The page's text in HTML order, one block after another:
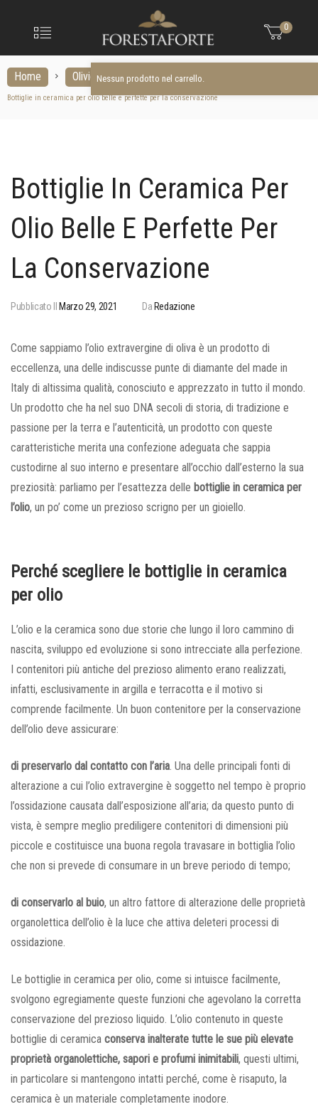
Menu
extravergine
0
Nessun prodotto nel carrello.
Home Olivicoltura
Bottiglie in ceramica per olio belle e perfette per la conservazione
Pubblicato IlMarzo 29, 2021 DaRedazione
Bottiglie In Ceramica Per
Olio Belle E Perfette Per
La Conservazione
Come sappiamo l’olio extravergine di oliva è un prodotto di
eccellenza, una delle indiscusse punte di diamante del made in
Italy di altissima qualità, conosciuto e apprezzato in tutto il mondo.
Un prodotto che ha nel suo DNA secoli di storia, di tradizione e
passione per la terra e l’autenticità, un prodotto con queste
caratteristiche merita una confezione adeguata che sappia
custodirne al suo interno e presentare all’occhio dall’esterno la sua
preziosità: parliamo per l’esattezza delle bottiglie in ceramica per
l’olio, un po’ come un prezioso scrigno per un gioiello.
Perché scegliere le bottiglie in ceramica
per olio
L’olio e la ceramica sono due storie che lungo il loro cammino di
nascita, sviluppo ed evoluzione si sono intrecciate alla perfezione.
I contenitori più antiche del prezioso alimento erano realizzati,
infatti, esclusivamente in argilla e terracotta e il motivo si
comprende facilmente. Un buon contenitore per la conservazione
dell’olio deve assicurare:
di preservarlo dal contatto con l’aria . Una delle principali fonti di
alterazione a cui l’olio extravergine è soggetto nel tempo è proprio
l’ossidazione causata dall’esposizione all’aria; da questo punto di
vista, è sempre meglio prediligere contenitori di dimensioni più
piccole e costituisce una buona regola travasare in bottiglia l’olio
che non si prevede di consumare in un breve periodo di tempo;
di conservarlo al buio, un altro fattore di alterazione delle proprietà
organolettica dell’olio è la luce che attiva deleteri processi di
ossidazione.
Le bottiglie in ceramica per olio, come si intuisce facilmente,
svolgono egregiamente queste funzioni che agevolano la corretta
conservazione del prezioso liquido. L’olio contenuto in queste
bottiglie di ceramica conserva inalterate tutte le sue più elevate
proprietà organolettiche, sapori e profumi inimitabili, questi ultimi,
in particolare si mantengono intatti perché, come è risaputo, la
ceramica è un materiale completamente inodore.
Nessun prodotto nel carrello.